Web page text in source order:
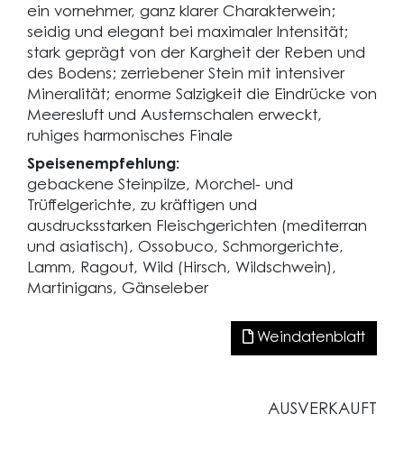
ein vornehmer, ganz klarer Charakterwein;
seidig und elegant bei maximaler Intensität;
stark geprägt von der Kargheit der Reben und
des Bodens; zerriebener Stein mit intensiver
Mineralität; enorme Salzigkeit die Eindrücke von
Meeresluft und Austernschalen erweckt,
ruhiges harmonisches Finale
Speisenempfehlung:
gebackene Steinpilze, Morchel- und
Trüffelgerichte, zu kräftigen und
ausdrucksstarken Fleischgerichten (mediterran
und asiatisch), Ossobuco, Schmorgerichte,
Lamm, Ragout, Wild (Hirsch, Wildschwein),
Martinigans, Gänseleber
Weindatenblatt
AUSVERKAUFT